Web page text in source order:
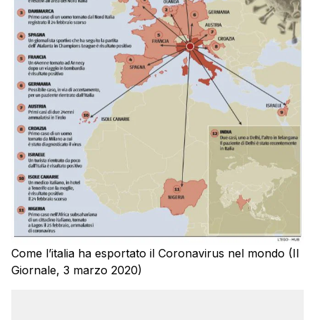
Come l’italia ha esportato il Coronavirus nel mondo (Il
Giornale, 3 marzo 2020)